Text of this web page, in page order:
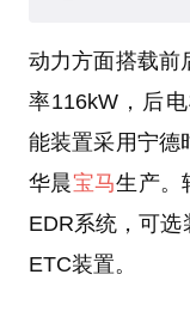
动力方面搭载前
率116kW，后
能装置采用宁德
华晨宝马生产。
EDR系统，可选
ETC装置。